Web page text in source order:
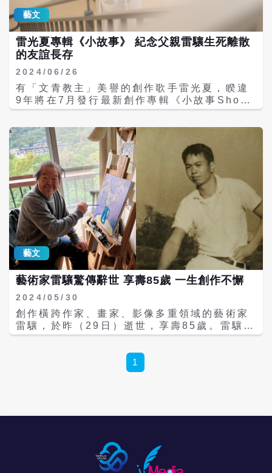
喜愛的人一起聽著音樂，說著那些熟悉的故
事，說著說著，時間就這麼過去了。」對雷光
夏而言，這象徵永恆的信念，寓意「小故事，
生命短暫，但願相遇還能漫長。」 〈小故事〉
MV則邀請到金馬獎及台北電影節最佳導演蕭雅
全編導設計，蕭雅全日前甫以電影《老狐狸》
佳導演」、「最佳攝影」、「最佳編劇」、
「最佳造型設計」及「最佳攝影」等5項大
製作，耗費4個月，最特別的是整支MV風格激
似林布蘭（Rembrandt）、維梅爾
（Johannes Vermeer）的巴洛克畫風，呈
現「反烏托邦」的復古西洋美學，而時代背景
卻又設定在西元2305年、由電腦統治的未來世
界，MV講述雖然人類已滅絕，但AI電腦卻拋
不下過去人類的情感與覺知，開始複製人類的
行為、思考。 雷光夏表示非常感謝蕭雅全，在
MV製作過程中，自己曾多次想前往幫忙和致
意，但蕭雅全體恤她當時正奔波於照顧病褟父
親，總以一句「妳別來亂啦」，要當時身心俱
疲的雷光夏，能夠多點時間休息。 此外，雷光
夏在接獲蕭雅全提案之初，本身是科幻迷的她
頗為驚喜，但訝異「科幻」、「AI」不是蕭雅
全的風格，後來導演表示故事架構腳本，是攜
手正就讀大學電影科系兒子共同催生，讓雷光
夏相當開心，直呼：「虎父無犬子。」
藝文
雷光夏專輯《小故事》 紀念父親雷驤生死離散
的友誼長存
2024/06/26
有「文青教主」美譽的創作歌手雷光夏，睽違
9年將在7月發行最新創作專輯《小故事Short
Stories》，獲三金肯定的雷光夏是甫於5月辭
內藏著洋蔥，歌詞來自於雷驤年輕時所寫的一
首短詩，由雷光夏接力完成詞和曲，致敬父親
過去與朋友間的友誼與創作，對父親的孺慕之
情盡顯曲中。 雷光夏自2019年舉辦口碑大好
的《昨天晚上我遇見你》TICC演唱會後，就
極少出現在公眾視野，這期間她接連以電影
《范保德》入圍「金馬55」最佳原創電影歌曲
獎和最佳原創電影音樂獎，並在隔年以電影
《返校》片尾曲〈光明之日〉二度贏得「金馬
56」最佳原創電影歌曲獎。 雷光夏本來沒有
預期發表個人作品，直到她替父親雷驤統籌畫
作及散文創作Project時，因緣際會下誕生出
三首曲子，分別是〈歇業的海水浴場〉、〈飛
奔少年〉和〈小說的最後一人〉。 雷光夏原先
計畫將這些音樂製作成概念EP，但這兩年來陸
續有越來越多故事及生活觀察讓她文思泉湧，
終於在2024年夏天誕生最新專輯《小故事》。
與作曲家好友徐松榮書信往返之間所寫下的創
作《歇業的浴場》，致敬他們已生死離散的友
由善於架空幻化畫面感的鋼琴家張晁毓彈奏，
提的是，雷驤和雷光夏父女一段「書房對談」
也珍貴曝光，這段2022年七月的錄像中，雷驤
讚許女兒雷光夏改寫他的舊作成為全新的作
藝文
藝術家雷驤驚傳辭世 享壽85歲 一生創作不懈
2024/05/30
創作橫跨作家、畫家、影像多重領域的藝術家
雷驤，於昨（29日）逝世，享壽85歲。雷驤妻
子Amy、女兒雷光夏、雷光涵於雷驤臉書表
示：「我們親愛的爸爸、夫婿，作家、畫家、
導演雷驤，於5/29傍晚，因多重疾病合併呼吸
衰竭，在家人的陪伴、聊天與歌聲中，安詳離
鼎獎、金爵獎、金鐘獎，2018年獲得台北文化
獎。除創作不輟，也長年投入美學教育，曾任
1